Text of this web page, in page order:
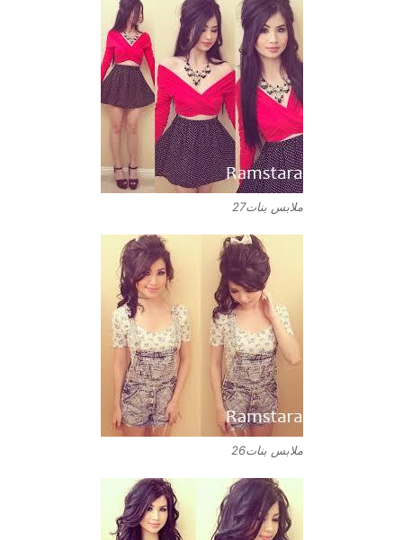
ملابس بنات27
ملابس بنات26